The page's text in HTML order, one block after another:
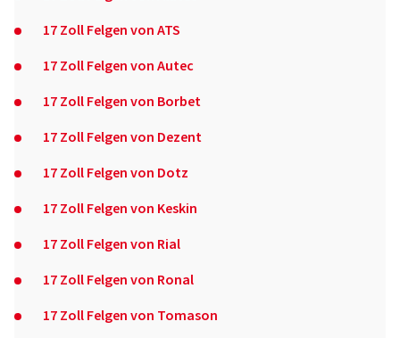
17 Zoll Felgen von ATS
17 Zoll Felgen von Autec
17 Zoll Felgen von Borbet
17 Zoll Felgen von Dezent
17 Zoll Felgen von Dotz
17 Zoll Felgen von Keskin
17 Zoll Felgen von Rial
17 Zoll Felgen von Ronal
17 Zoll Felgen von Tomason